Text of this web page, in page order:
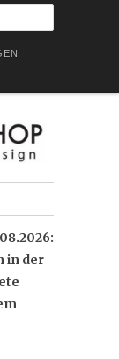
in der